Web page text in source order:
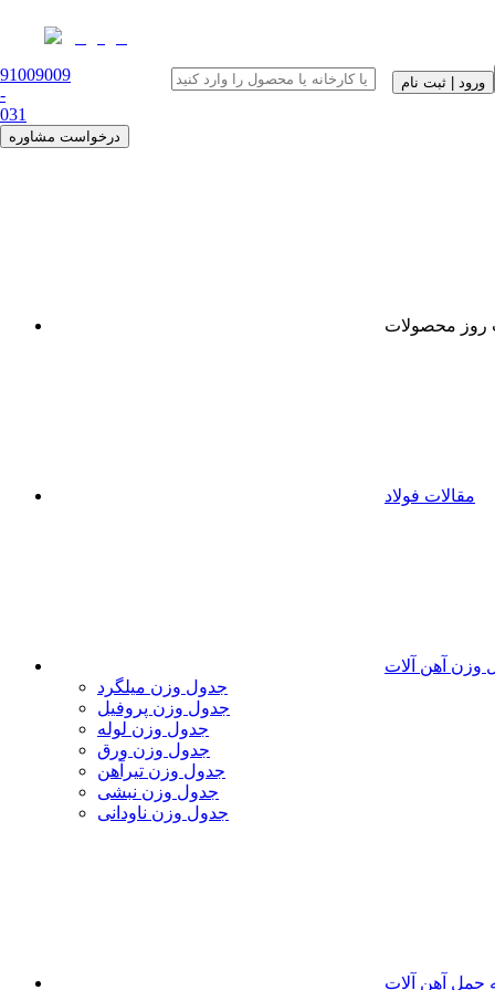
91009009
-
031
درخواست مشاوره
ورود | ثبت نام
روز محصولات
مقالات فولاد
وزن آهن آلات
جدول وزن میلگرد
جدول وزن پروفیل
جدول وزن لوله
جدول وزن ورق
جدول وزن تیرآهن
جدول وزن نبشی
جدول وزن ناودانی
حمل آهن آلات